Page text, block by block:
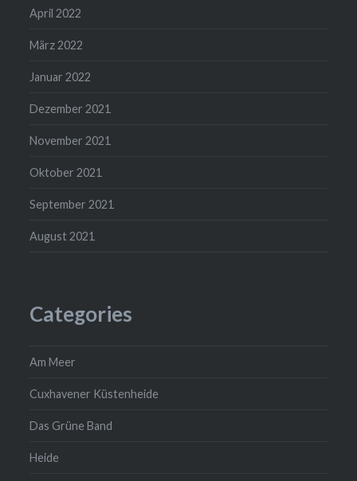
April 2022
März 2022
Januar 2022
Dezember 2021
November 2021
Oktober 2021
September 2021
August 2021
Categories
Am Meer
Cuxhavener Küstenheide
Das Grüne Band
Heide